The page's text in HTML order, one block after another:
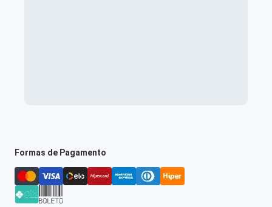
Formas de Pagamento